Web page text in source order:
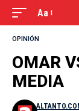
Aa
OPINIÓN
OMAR
MEDIA